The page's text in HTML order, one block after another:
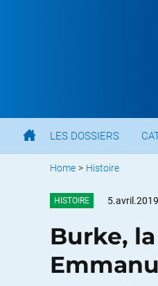
LES DOSSIERS
Home > Histoire
HISTOIRE 5.avril.2019
Burke,